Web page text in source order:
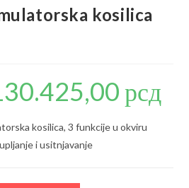
kosilica
рсд.
рсдje:
kosilica, 3 funkcije u okviru
i usitnjavanje